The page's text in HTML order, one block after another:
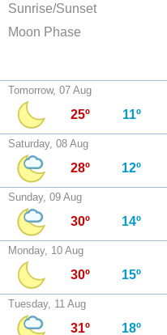
Sunrise/Sunset
Moon Phase
Tomorrow, 07 Aug
25º 11º
Saturday, 08 Aug
28º 12º
Sunday, 09 Aug
30º 14º
Monday, 10 Aug
30º 15º
Tuesday, 11 Aug
31º 18º